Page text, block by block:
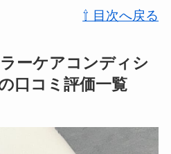
⇧ 目次へ戻る
ーケアコンディシ
口コミ評価一覧